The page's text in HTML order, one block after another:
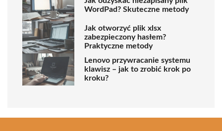
WordPad? Skuteczne metody
Jak otworzyć plik xlsx
zabezpieczony hasłem?
Praktyczne metody
Lenovo przywracanie systemu
klawisz – jak to zrobić krok po
kroku?